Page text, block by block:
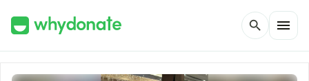
search menu